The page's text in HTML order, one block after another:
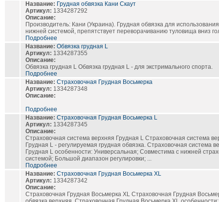
Название: Грудная обвязка Кани Скаут
Артикул: 1334287292
Описание:
Производитель: Кани (Украина). Грудная обвязка для
нижней системой, препятствует переворачиванию туловища вниз
Подробнее
Название: Обвязка грудная L
Артикул: 1334287355
Описание:
Обвязка грудная L Обвязка грудная L - для экстримального спорта.
Подробнее
Название: Страховочная Грудная Восьмерка
Артикул: 1334287348
Описание:
Подробнее
Название: Страховочная Грудная Восьмерка L
Артикул: 1334287345
Описание:
Страховочная система верхняя Грудная L Страховочная система
Грудная L - регулируемая грудная обвязка. Страховочная система
Грудная L особенности: Универсальная; Совместима с нижней
системой; Большой диапазон регулировки; ...
Подробнее
Название: Страховочная Грудная Восьмерка XL
Артикул: 1334287342
Описание:
Страховочная Грудная Восьмерка XL Страховочная Грудная